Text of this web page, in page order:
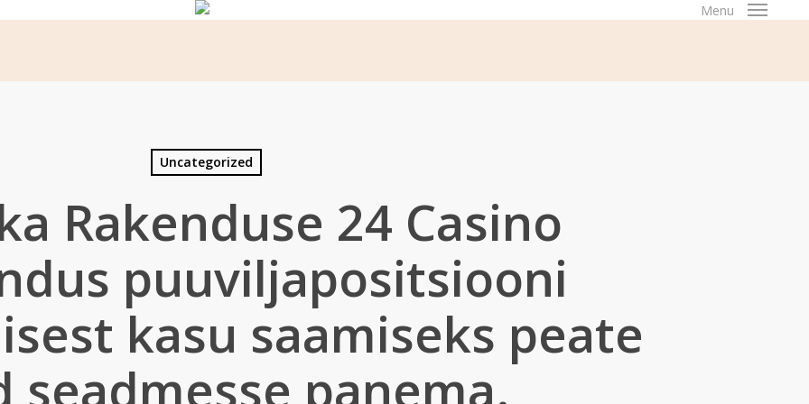
Menu
Uncategorized
Rakenduse 24 Casino
puuviljapositsiooni
kasu saamiseks peate
seadmesse panema.